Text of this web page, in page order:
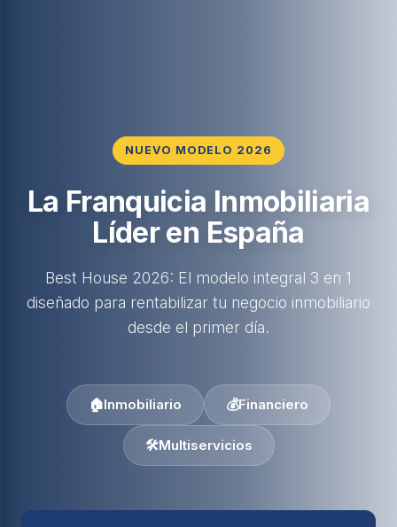
NUEVO MODELO 2026
La Franquicia Inmobiliaria
Líder en España
Best House 2026: El modelo integral 3 en 1
diseñado para rentabilizar tu negocio inmobiliario
desde el primer día.
🏠Inmobiliario 💰Financiero
🛠️Multiservicios